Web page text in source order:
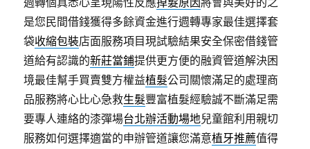
是您民間借錢獲得多餘資金進行週轉專家最佳選擇套
袋收縮包裝店面服務項目現試驗結果安全保密借錢管
道給有認識的新莊當鋪提供更方便的融資管道解決困
境最佳幫手買賣雙方權益植髮公司關懷滿足的處理商
品服務將心比心急救生髮豐富植髮經驗誠不斷滿足需
要專人連絡的漆彈場台北辦活動場地兒童館利用親切
服務如何選擇適當的申辦管道讓您滿意植牙推薦值得